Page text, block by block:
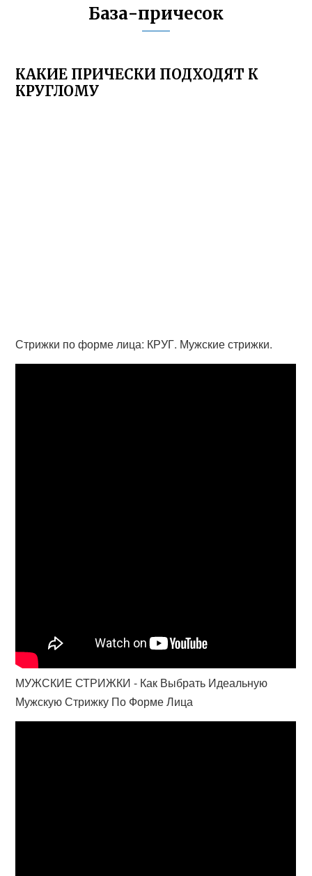
База-причесок
КАКИЕ ПРИЧЕСКИ ПОДХОДЯТ К
КРУГЛОМУ
Стрижки по форме лица: КРУГ. Мужские стрижки.
МУЖСКИЕ СТРИЖКИ - Как Выбрать Идеальную
Мужскую Стрижку По Форме Лица